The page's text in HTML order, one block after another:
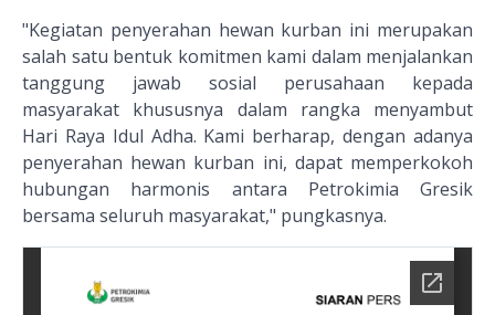
"Kegiatan penyerahan hewan kurban ini merupakan
salah satu bentuk komitmen kami dalam menjalankan
tanggung jawab sosial perusahaan kepada
masyarakat khususnya dalam rangka menyambut
Hari Raya Idul Adha. Kami berharap, dengan adanya
penyerahan hewan kurban ini, dapat memperkokoh
hubungan harmonis antara Petrokimia Gresik
bersama seluruh masyarakat," pungkasnya.